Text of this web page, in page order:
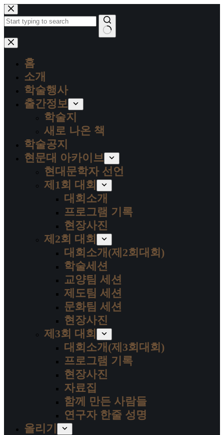
본
문
으
로
건
결
홈
소개
학술행사
출간정보
학술지
새로 나온 책
학술공지
현문대 아카이브
현대문학자 선언
제1회 대회
대회소개
프로그램 기록
현장사진
제2회 대회
대회소개(제2회대회)
학술세션
교양팀 세션
제도팀 세션
문화팀 세션
현장사진
제3회 대회
대회소개(제3회대회)
프로그램 기록
현장사진
자료집
함께 만든 사람들
연구자 한줄 성명
올리기